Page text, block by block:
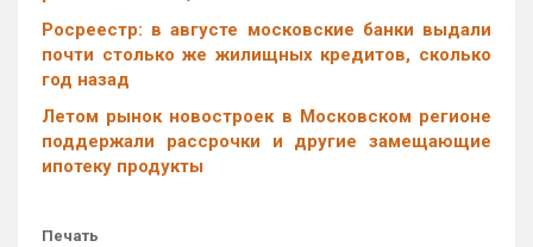
Росреестр: в августе московские банки выдали
почти столько же жилищных кредитов, сколько
год назад
Летом рынок новостроек в Московском регионе
поддержали рассрочки и другие замещающие
ипотеку продукты
Печать